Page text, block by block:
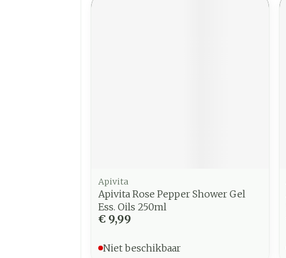
Apivita
Apivita Rose Pepper Shower Gel
Ess. Oils 250ml
€ 9,99
Niet beschikbaar